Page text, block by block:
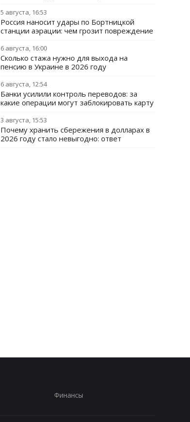
5 августа, 16:53
Россия наносит удары по Бортницкой
станции аэрации: чем грозит повреждение
6 августа, 16:00
Сколько стажа нужно для выхода на
пенсию в Украине в 2026 году
6 августа, 12:54
Банки усилили контроль переводов: за
какие операции могут заблокировать карту
3 августа, 15:53
Почему хранить сбережения в долларах в
2026 году стало невыгодно: ответ
Финансы